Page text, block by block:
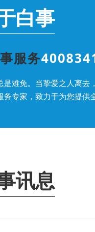
白事
服务
是难免。当挚爱之人离
专家，致力于为您提供
讯息